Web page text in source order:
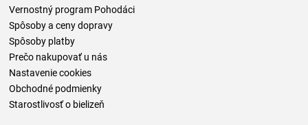
Vernostný program Pohodáci
Spôsoby a ceny dopravy
Spôsoby platby
Prečo nakupovať u nás
Nastavenie cookies
Obchodné podmienky
Starostlivosť o bielizeň